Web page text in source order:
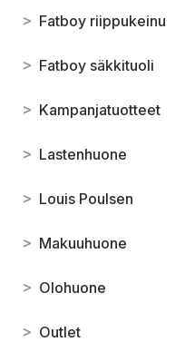
> Fatboy riippukeinu
> Fatboy säkkituoli
> Kampanjatuotteet
> Lastenhuone
> Louis Poulsen
> Makuuhuone
> Olohuone
> Outlet